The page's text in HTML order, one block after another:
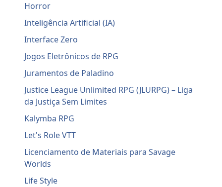
Horror
Inteligência Artificial (IA)
Interface Zero
Jogos Eletrônicos de RPG
Juramentos de Paladino
Justice League Unlimited RPG (JLURPG) – Liga
da Justiça Sem Limites
Kalymba RPG
Let's Role VTT
Licenciamento de Materiais para Savage
Worlds
Life Style